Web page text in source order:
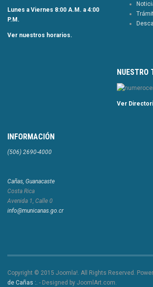
Lunes a Viernes 8:00 A.M. a 4:00
P.M.
Ver nuestros horarios.
NUESTRO
Ver
INFORMACIÓN
(506) 2690-4000
Cañas, Guanacaste
Costa Rica
Avenida 1, Calle 0
info@municanas.go.cr
Copyright © 2015 Joomla!. All Rights Reserved.
de Cañas :. - Designed by JoomlArt.com.